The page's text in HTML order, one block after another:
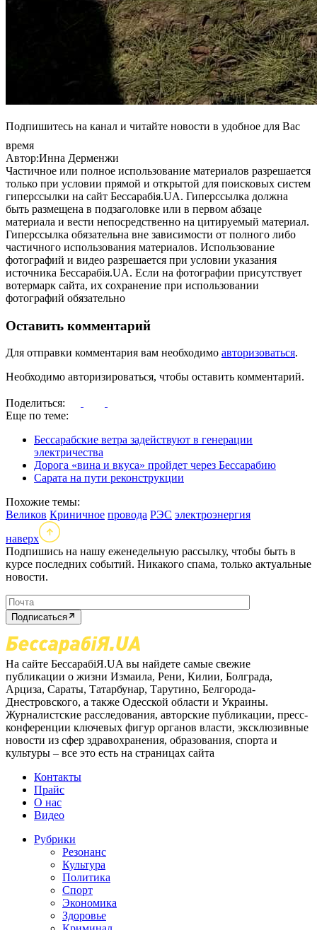
Подпишитесь на канал и читайте новости в удобное для Вас
время
Автор:Инна Дерменжи
Частичное или полное использование материалов разрешается
только при условии прямой и открытой для поисковых систем
гиперссылки на сайт Бессарабія.UA. Гиперссылка должна
быть размещена в подзаголовке или в первом абзаце
материала и вести непосредственно на цитируемый материал.
Гиперссылка обязательна вне зависимости от полного либо
частичного использования материалов. Использование
фотографий и видео разрешается при условии указания
источника Бессарабія.UA. Если на фотографии присутствует
вотермарк сайта, их сохранение при использовании
фотографий обязательно
Оставить комментарий
Для отправки комментария вам необходимо авторизоваться.
Необходимо авторизироваться, чтобы оставить комментарий.
Поделиться:
Еще по теме:
Бессарабские ветра задействуют в генерации
электричества
Дорога «вина и вкуса» пройдет через Бессарабию
Сарата на пути реконструкции
Похожие темы:
Великов Криничное провода РЭС электроэнергия
наверх
Подпишись на нашу еженедельную рассылку, чтобы быть в
курсе последних событий. Никакого спама, только актуальные
новости.
Подписаться
На сайте БессарабіЯ.UA вы найдете самые свежие
публикации о жизни Измаила, Рени, Килии, Болграда,
Арциза, Сараты, Татарбунар, Тарутино, Белгорода-
Днестровского, а также Одесской области и Украины.
Журналистские расследования, авторские публикации, пресс-
конференции ключевых фигур органов власти, эксклюзивные
новости из сфер здравохранения, образования, спорта и
культуры – все это есть на страницах сайта
Контакты
Прайс
О нас
Видео
Рубрики
Резонанс
Культура
Политика
Спорт
Экономика
Здоровье